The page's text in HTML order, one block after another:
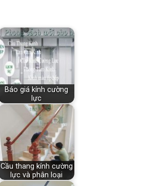
Báo giá kính cường
lực
Cầu thang kính cường
lực và phân loại